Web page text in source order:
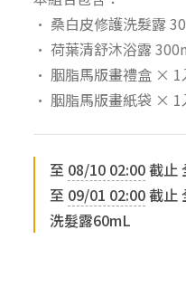
• 桑白皮修護洗髮露
• 荷葉清舒沐浴露
• 胭脂馬版畫禮盒 × 1
• 胭脂馬版畫紙袋 × 1
至 08/10 02:00截止
至 09/01 02:00截止
洗髮露60mL